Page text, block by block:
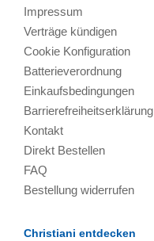
Impressum
Verträge kündigen
Cookie Konfiguration
Batterieverordnung
Einkaufsbedingungen
Barrierefreiheitserklärung
Kontakt
Direkt Bestellen
FAQ
Bestellung widerrufen
Christiani entdecken